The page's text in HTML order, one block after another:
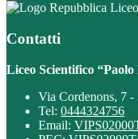
Contatti
Liceo Scientifico
Via Cordenons, 7 -
Tel: 0444324756
Email: